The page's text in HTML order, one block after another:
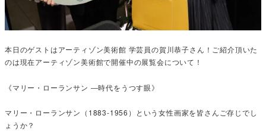
本日のゲストはアーティゾン美術館 学芸員の賀川恭子さん！ご紹介頂いた
のは現在アーティゾン美術館で開催中の展覧会について！
《マリー・ローランサン ―時代をうつす眼》
マリー・ローランサン（1883‐1956）という女性画家を皆さんご存じでし
ょうか？